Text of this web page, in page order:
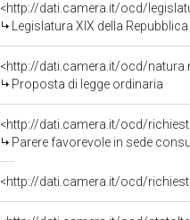
<http://dati.camera.it/ocd/
Legislatura XIX della
<http://dati.camera.it/ocd/
Proposta di legge ordinaria
<http://dati.camera.it/ocd/
Parere favorevole in sede
<http://dati.camera.it/ocd/